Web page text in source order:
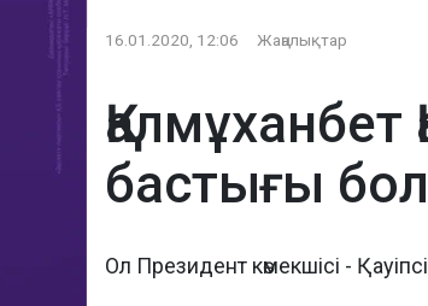
16.01.2020, 12:06 Жаңалықтар
бастығы
Ол Президент көмекшісі -